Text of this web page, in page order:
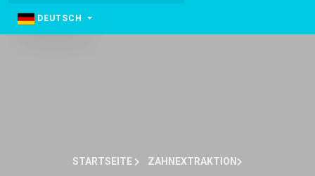
DEUTSCH
STARTSEITE ZAHNEXTRAKTION